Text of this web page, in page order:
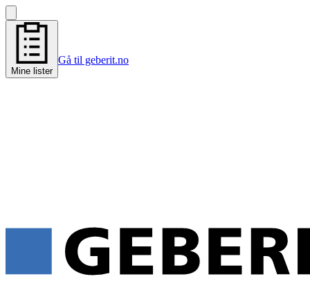
Mine lister
Gå til geberit.no